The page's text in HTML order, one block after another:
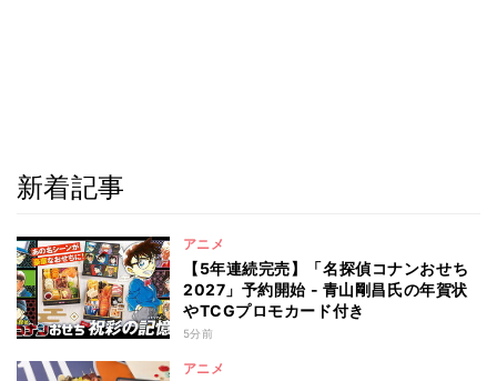
新着記事
アニメ
【5年連続完売】「名探偵コナンおせち
2027」予約開始 - 青山剛昌氏の年賀状
やTCGプロモカード付き
5分前
アニメ